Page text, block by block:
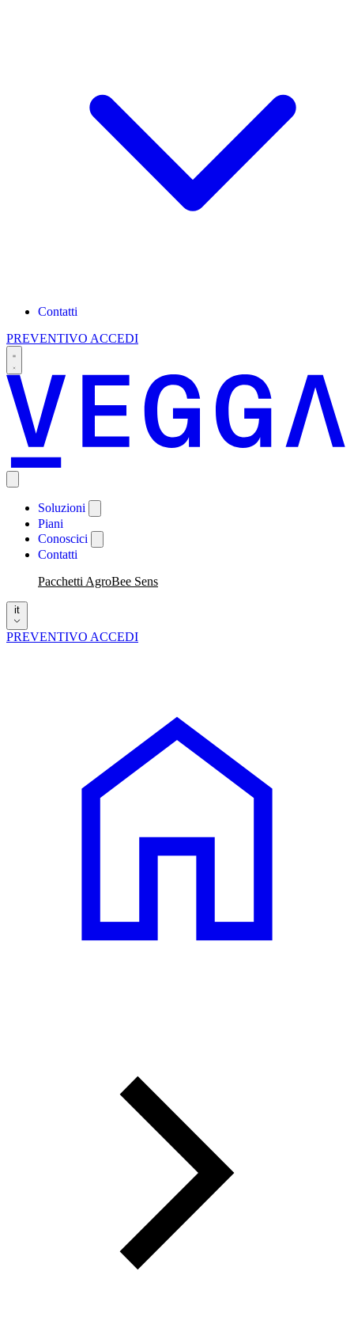
Contatti
PREVENTIVO ACCEDI
Soluzioni
Piani
Conoscici
Contatti
Pacchetti AgroBee Sens
it
PREVENTIVO ACCEDI